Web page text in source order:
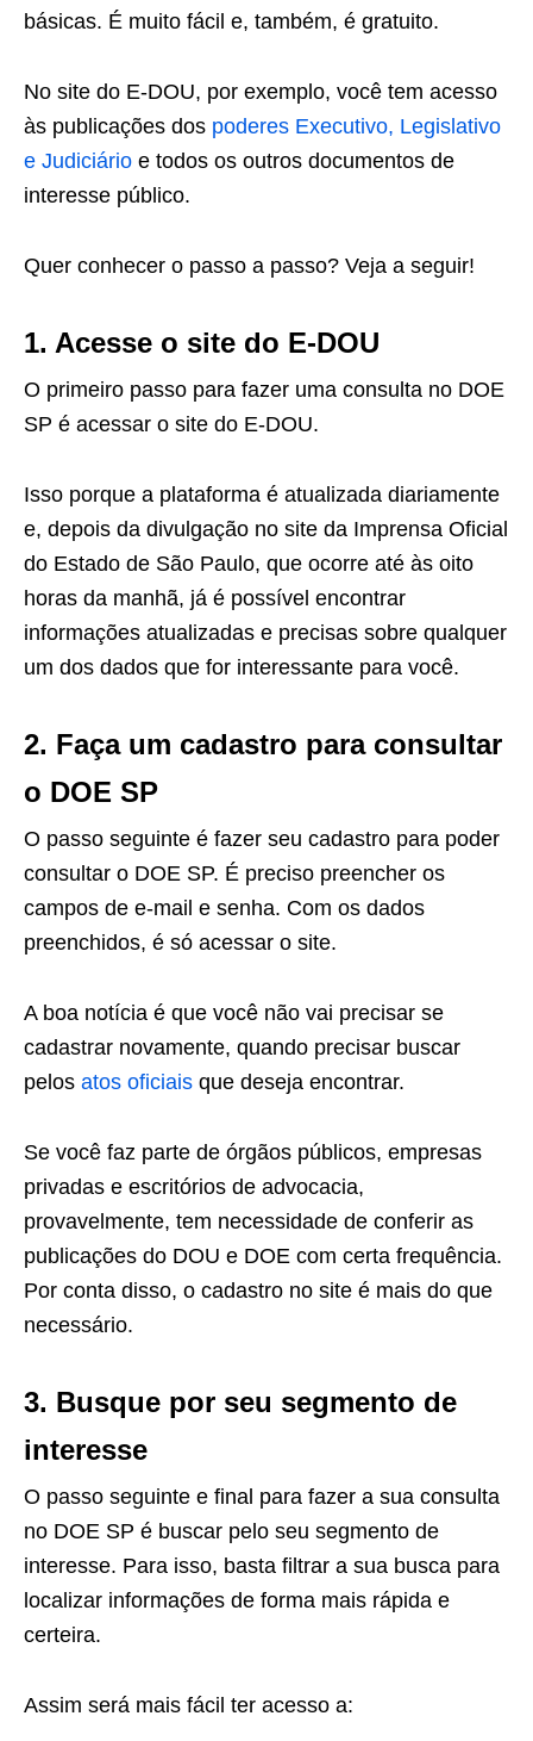
básicas. É muito fácil e, também, é gratuito.
No site do E-DOU, por exemplo, você tem acesso
às publicações dos poderes Executivo, Legislativo
e Judiciário e todos os outros documentos de
interesse público.
Quer conhecer o passo a passo? Veja a seguir!
1. Acesse o site do E-DOU
O primeiro passo para fazer uma consulta no DOE
SP é acessar o site do E-DOU.
Isso porque a plataforma é atualizada diariamente
e, depois da divulgação no site da Imprensa Oficial
do Estado de São Paulo, que ocorre até às oito
horas da manhã, já é possível encontrar
informações atualizadas e precisas sobre qualquer
um dos dados que for interessante para você.
2. Faça um cadastro para consultar
o DOE SP
O passo seguinte é fazer seu cadastro para poder
consultar o DOE SP. É preciso preencher os
campos de e-mail e senha. Com os dados
preenchidos, é só acessar o site.
A boa notícia é que você não vai precisar se
cadastrar novamente, quando precisar buscar
pelos atos oficiais que deseja encontrar.
Se você faz parte de órgãos públicos, empresas
privadas e escritórios de advocacia,
provavelmente, tem necessidade de conferir as
publicações do DOU e DOE com certa frequência.
Por conta disso, o cadastro no site é mais do que
necessário.
3. Busque por seu segmento de
interesse
O passo seguinte e final para fazer a sua consulta
no DOE SP é buscar pelo seu segmento de
interesse. Para isso, basta filtrar a sua busca para
localizar informações de forma mais rápida e
certeira.
Assim será mais fácil ter acesso a: